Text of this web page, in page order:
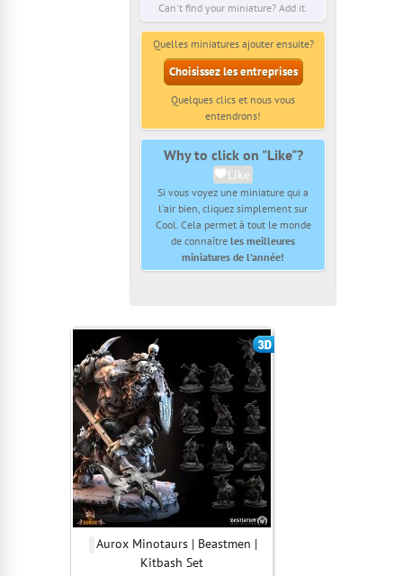
Can't find your miniature? Add it.
Quelles miniatures ajouter ensuite?
Choisissez les entreprises
Quelques clics et nous vous
entendrons!
Why to click on "Like"?
Like
Si vous voyez une miniature qui a
l'air bien, cliquez simplement sur
Cool. Cela permet à tout le monde
de connaître les meilleures
miniatures de l'année!
Aurox Minotaurs | Beastmen |
Kitbash Set